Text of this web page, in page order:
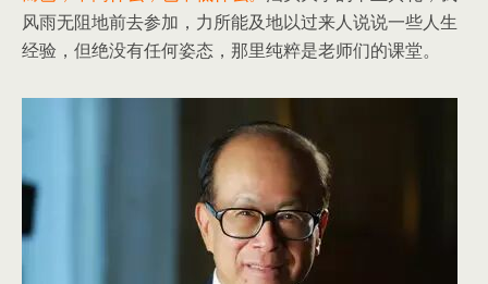
风雨无阻地前去参加，力所能及地以过来人说说一些人生
经验，但绝没有任何姿态，那里纯粹是老师们的课堂。